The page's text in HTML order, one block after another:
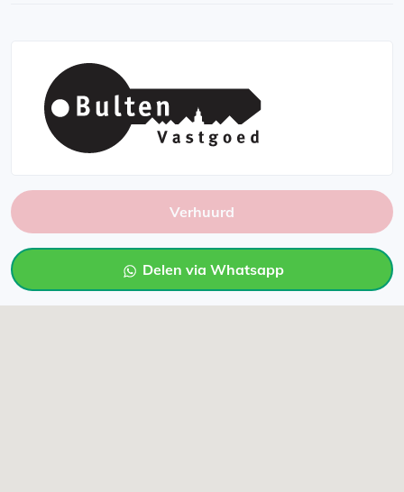
Verhuurd
Delen via Whatsapp